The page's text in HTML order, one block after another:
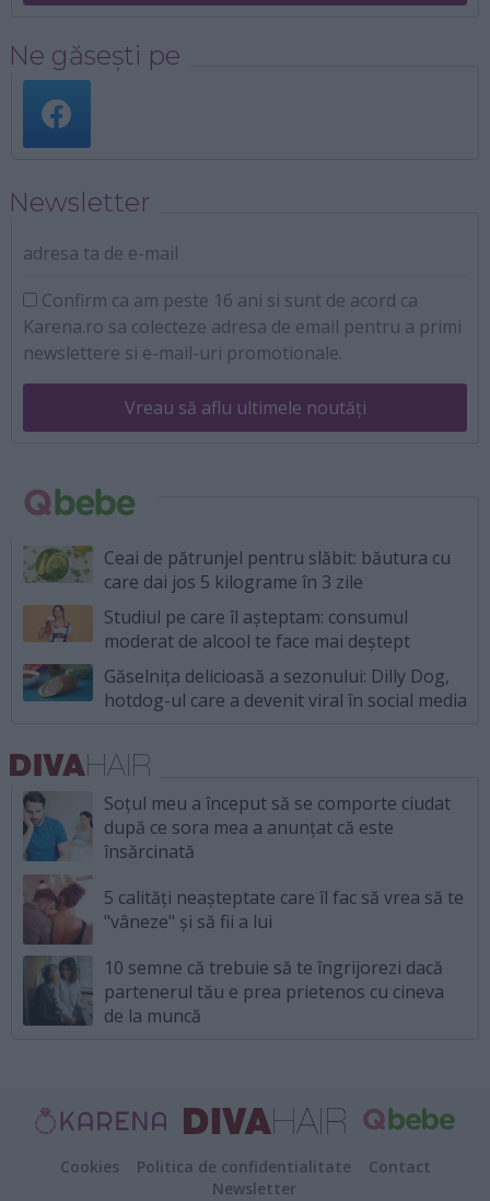
Ne găsești pe
Newsletter
adresa ta de e-mail
Confirm ca am peste 16 ani si sunt de acord ca
Karena.ro sa colecteze adresa de email pentru a primi
newslettere si e-mail-uri promotionale.
Vreau să aflu ultimele noutăți
Ceai de pătrunjel pentru slăbit: băutura cu
care dai jos 5 kilograme în 3 zile
Studiul pe care îl așteptam: consumul
moderat de alcool te face mai deștept
Găselnița delicioasă a sezonului: Dilly Dog,
hotdog-ul care a devenit viral în social media
Soțul meu a început să se comporte ciudat
după ce sora mea a anunțat că este
însărcinată
5 calități neașteptate care îl fac să vrea să te
"vâneze" și să fii a lui
10 semne că trebuie să te îngrijorezi dacă
partenerul tău e prea prietenos cu cineva
de la muncă
Cookies Politica de confidentialitate
Contact
Newsletter